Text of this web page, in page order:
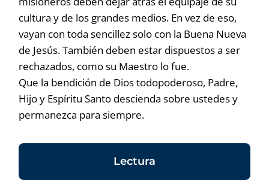
cultura y de los grandes medios. En vez de eso,
vayan con toda sencillez solo con la Buena Nueva
de Jesús. También deben estar dispuestos a ser
rechazados, como su Maestro lo fue.
Que la bendición de Dios todopoderoso, Padre,
Hijo y Espíritu Santo descienda sobre ustedes y
permanezca para siempre.
Lectura